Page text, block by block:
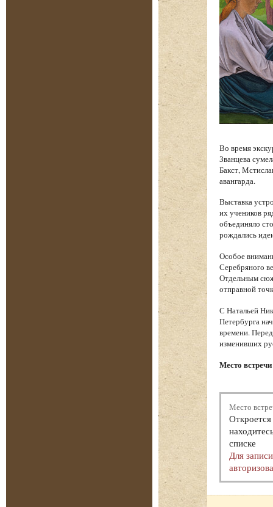
Во время
Званцева
Бакст,
авангарда.
Выставка
их учеников
объединяло
рождались
Особое
Серебряного
Отдельным
отправной
С Натальей
Петербурга
времени.
изменивших
Место
Место
списке
Для